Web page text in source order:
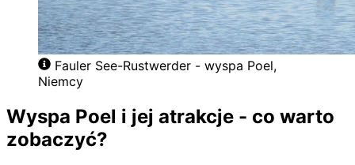
Fauler See-Rustwerder - wyspa Poel,
Niemcy
Wyspa Poel i jej atrakcje - co warto
zobaczyć?